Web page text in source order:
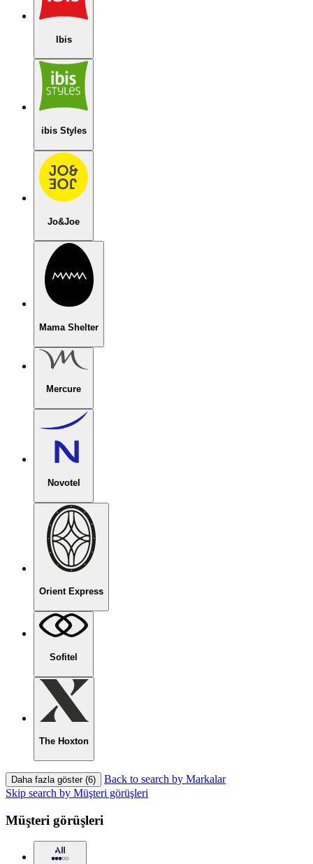
Ibis
ibis Styles
Jo&Joe
Mama Shelter
Mercure
Novotel
Orient Express
Sofitel
The Hoxton
Daha fazla göster (6)
Back to search by Markalar
Skip search by Müşteri görüşleri
Müşteri görüşleri